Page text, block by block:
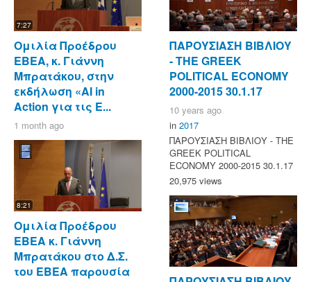
7:27
Ομιλία Προέδρου
ΕΒΕΑ, κ. Γιάννη
Μπρατάκου, στην
εκδήλωση «AI in
Action για τις Ε...
1 month ago
8:21
Ομιλία Προέδρου
ΕΒΕΑ κ. Γιάννη
Μπρατάκου στο Δ.Σ.
του ΕΒΕΑ παρουσία
ΠΑΡΟΥΣΙΑΣΗ ΒΙΒΛΙΟΥ
- ΤΗΕ GREEK
POLITICAL ECONOMY
2000-2015 30.1.17
10 years ago
in 2017
ΠΑΡΟΥΣΙΑΣΗ ΒΙΒΛΙΟΥ - ΤΗΕ
GREEK POLITICAL
ECONOMY 2000-2015 30.1.17
20,975 views